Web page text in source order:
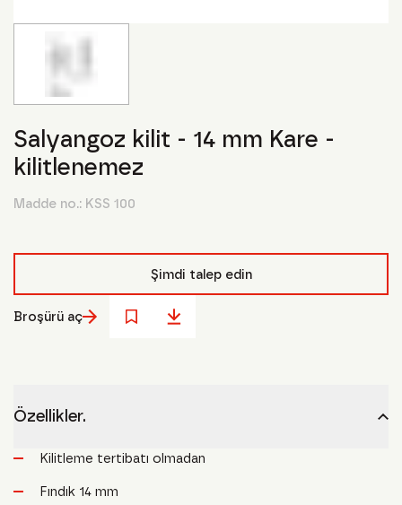
Salyangoz kilit - 14 mm Kare -
kilitlenemez
Madde no.: KSS 100
Şimdi talep edin
Broşürü aç
Özellikler.
Kilitleme tertibatı olmadan
Fındık 14 mm